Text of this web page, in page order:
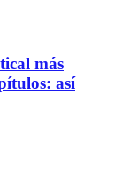
más
así